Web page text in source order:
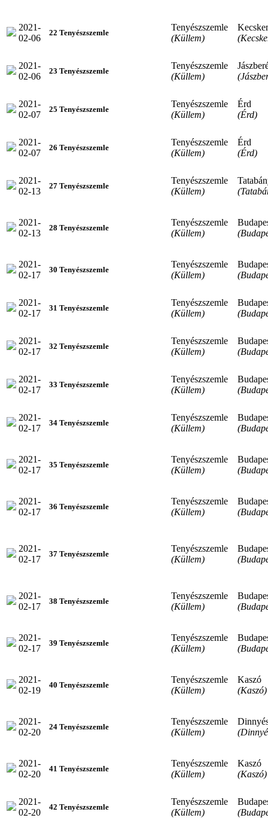
2021-
02-06
22 Tenyészszemle
Tenyészszemle
(Küllem)
2021-
02-06
23 Tenyészszemle
Tenyészszemle
(Küllem)
2021-
02-07
25 Tenyészszemle
Tenyészszemle
(Küllem)
Érd
(Érd)
2021-
02-07
26 Tenyészszemle
Tenyészszemle
(Küllem)
Érd
(Érd)
2021-
02-13
27 Tenyészszemle
Tenyészszemle
(Küllem)
2021-
02-13
28 Tenyészszemle
Tenyészszemle
(Küllem)
2021-
02-17
30 Tenyészszemle
Tenyészszemle
(Küllem)
2021-
02-17
31 Tenyészszemle
Tenyészszemle
(Küllem)
2021-
02-17
32 Tenyészszemle
Tenyészszemle
(Küllem)
2021-
02-17
33 Tenyészszemle
Tenyészszemle
(Küllem)
2021-
02-17
34 Tenyészszemle
Tenyészszemle
(Küllem)
2021-
02-17
35 Tenyészszemle
Tenyészszemle
(Küllem)
2021-
02-17
36 Tenyészszemle
Tenyészszemle
(Küllem)
2021-
02-17
37 Tenyészszemle
Tenyészszemle
(Küllem)
2021-
02-17
38 Tenyészszemle
Tenyészszemle
(Küllem)
2021-
02-17
39 Tenyészszemle
Tenyészszemle
(Küllem)
2021-
02-19
40 Tenyészszemle
Tenyészszemle
(Küllem)
Kaszó
(Kaszó)
2021-
02-20
24 Tenyészszemle
Tenyészszemle
(Küllem)
2021-
02-20
41 Tenyészszemle
Tenyészszemle
(Küllem)
Kaszó
(Kaszó)
2021-
02-20
42 Tenyészszemle
Tenyészszemle
(Küllem)